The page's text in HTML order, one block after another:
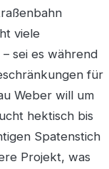
viele
sei es während
für
Weber will um
hektisch bis
Spatenstich
Projekt, was